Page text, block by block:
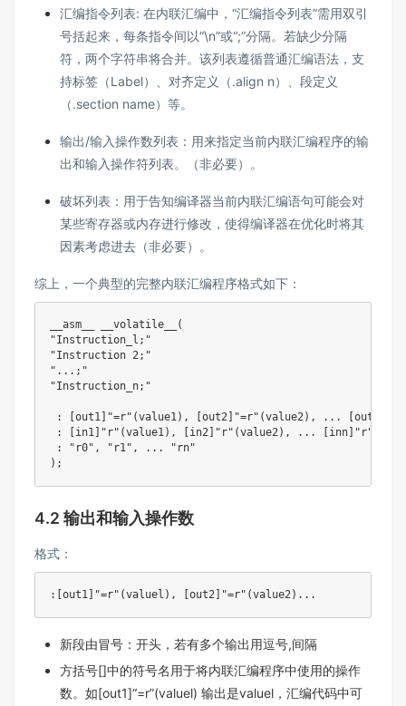
汇编指令列表: 在内联汇编中，“汇编指令列表”需用双引
号括起来，每条指令间以“\n”或“;”分隔。若缺少分隔
符，两个字符串将合并。该列表遵循普通汇编语法，支
持标签（Label）、对齐定义（.align n）、段定义
（.section name）等。
输出/输入操作数列表：用来指定当前内联汇编程序的输
出和输入操作符列表。（非必要）。
破坏列表：用于告知编译器当前内联汇编语句可能会对
某些寄存器或内存进行修改，使得编译器在优化时将其
因素考虑进去（非必要）。
综上，一个典型的完整内联汇编程序格式如下：
__asm__ __volatile__
(
"Instruction_l;"
"Instruction 2;"
"...;"
"Instruction_n;"
: out1 "=r" (value1) , out2 "=r" (value2) , . . . outn
:
in1 "r" (value1) , in2 "r" (value2) , . . . inn "r"
:
"r0" , "r1" , . . .
"rn"
) ;
4.2 输出和输入操作数
格式：
: out1 "=r" (valuel ) , out2 "=r" (value2) . . .
新段由冒号：开头，若有多个输出用逗号,间隔
方括号[]中的符号名用于将内联汇编程序中使用的操作
数。如[out1]“=r”(valuel) 输出是valuel，汇编代码中可